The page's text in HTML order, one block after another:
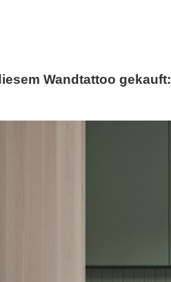
Wandtattoo gekauft: